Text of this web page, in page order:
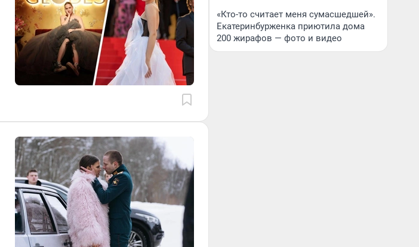
«Кто-то считает меня сумасшедшей».
Екатеринбурженка приютила дома
200 жирафов — фото и видео